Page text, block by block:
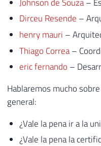
Dirceu Resende –
henry mauri –
Thiago Correa–
eric fernando –
Hablaremos mucho
general:
¿Vale la pena ir a la
¿Vale la pena la